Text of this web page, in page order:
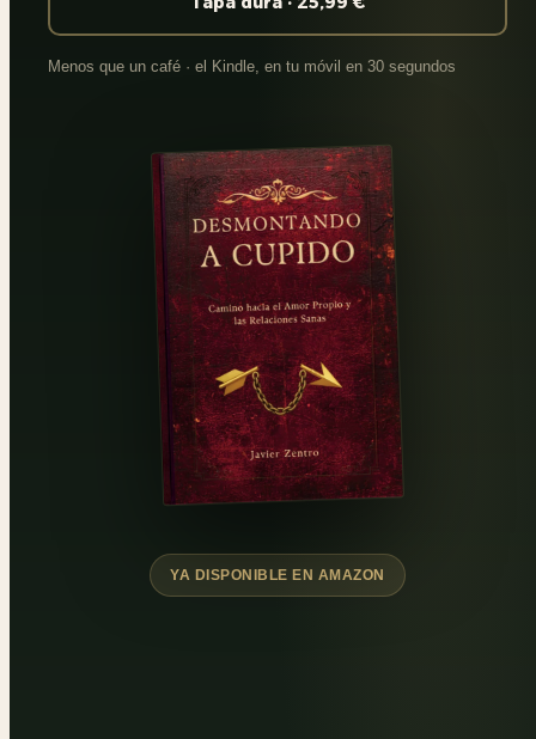
Menos que un café · el Kindle, en tu móvil en 30 segundos
YA DISPONIBLE EN AMAZON